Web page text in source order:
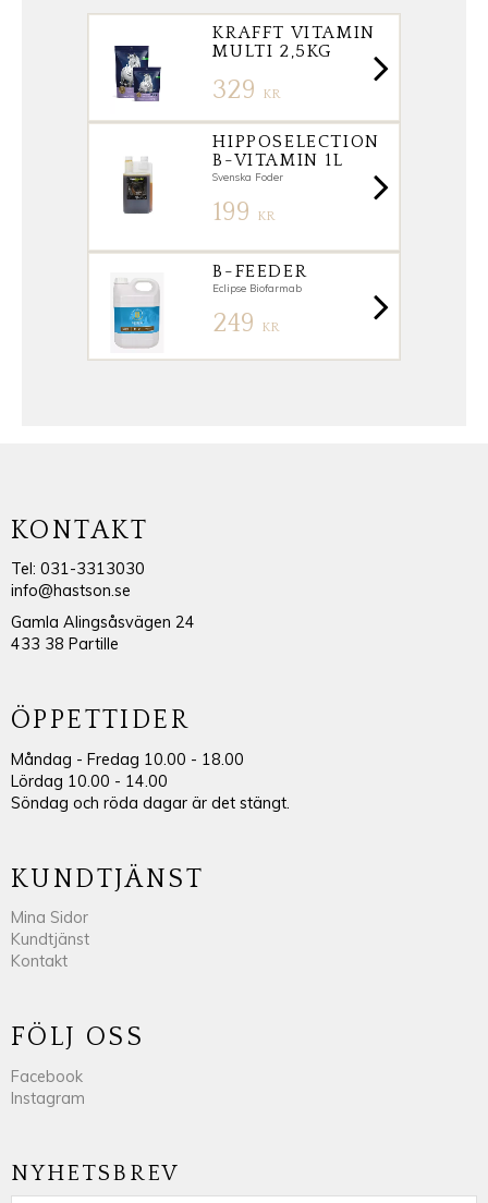
KRAFFT VITAMIN
MULTI 2,5KG
329 KR
HIPPOSELECTION
B-VITAMIN 1L
Svenska Foder
199 KR
B-FEEDER
Eclipse Biofarmab
249 KR
KONTAKT
Tel: 031-3313030
info@hastson.se
Gamla Alingsåsvägen 24
433 38 Partille
ÖPPETTIDER
Måndag - Fredag 10.00 - 18.00
Lördag 10.00 - 14.00
Söndag och röda dagar är det stängt.
KUNDTJÄNST
Mina Sidor
Kundtjänst
Kontakt
FÖLJ OSS
Facebook
Instagram
NYHETSBREV